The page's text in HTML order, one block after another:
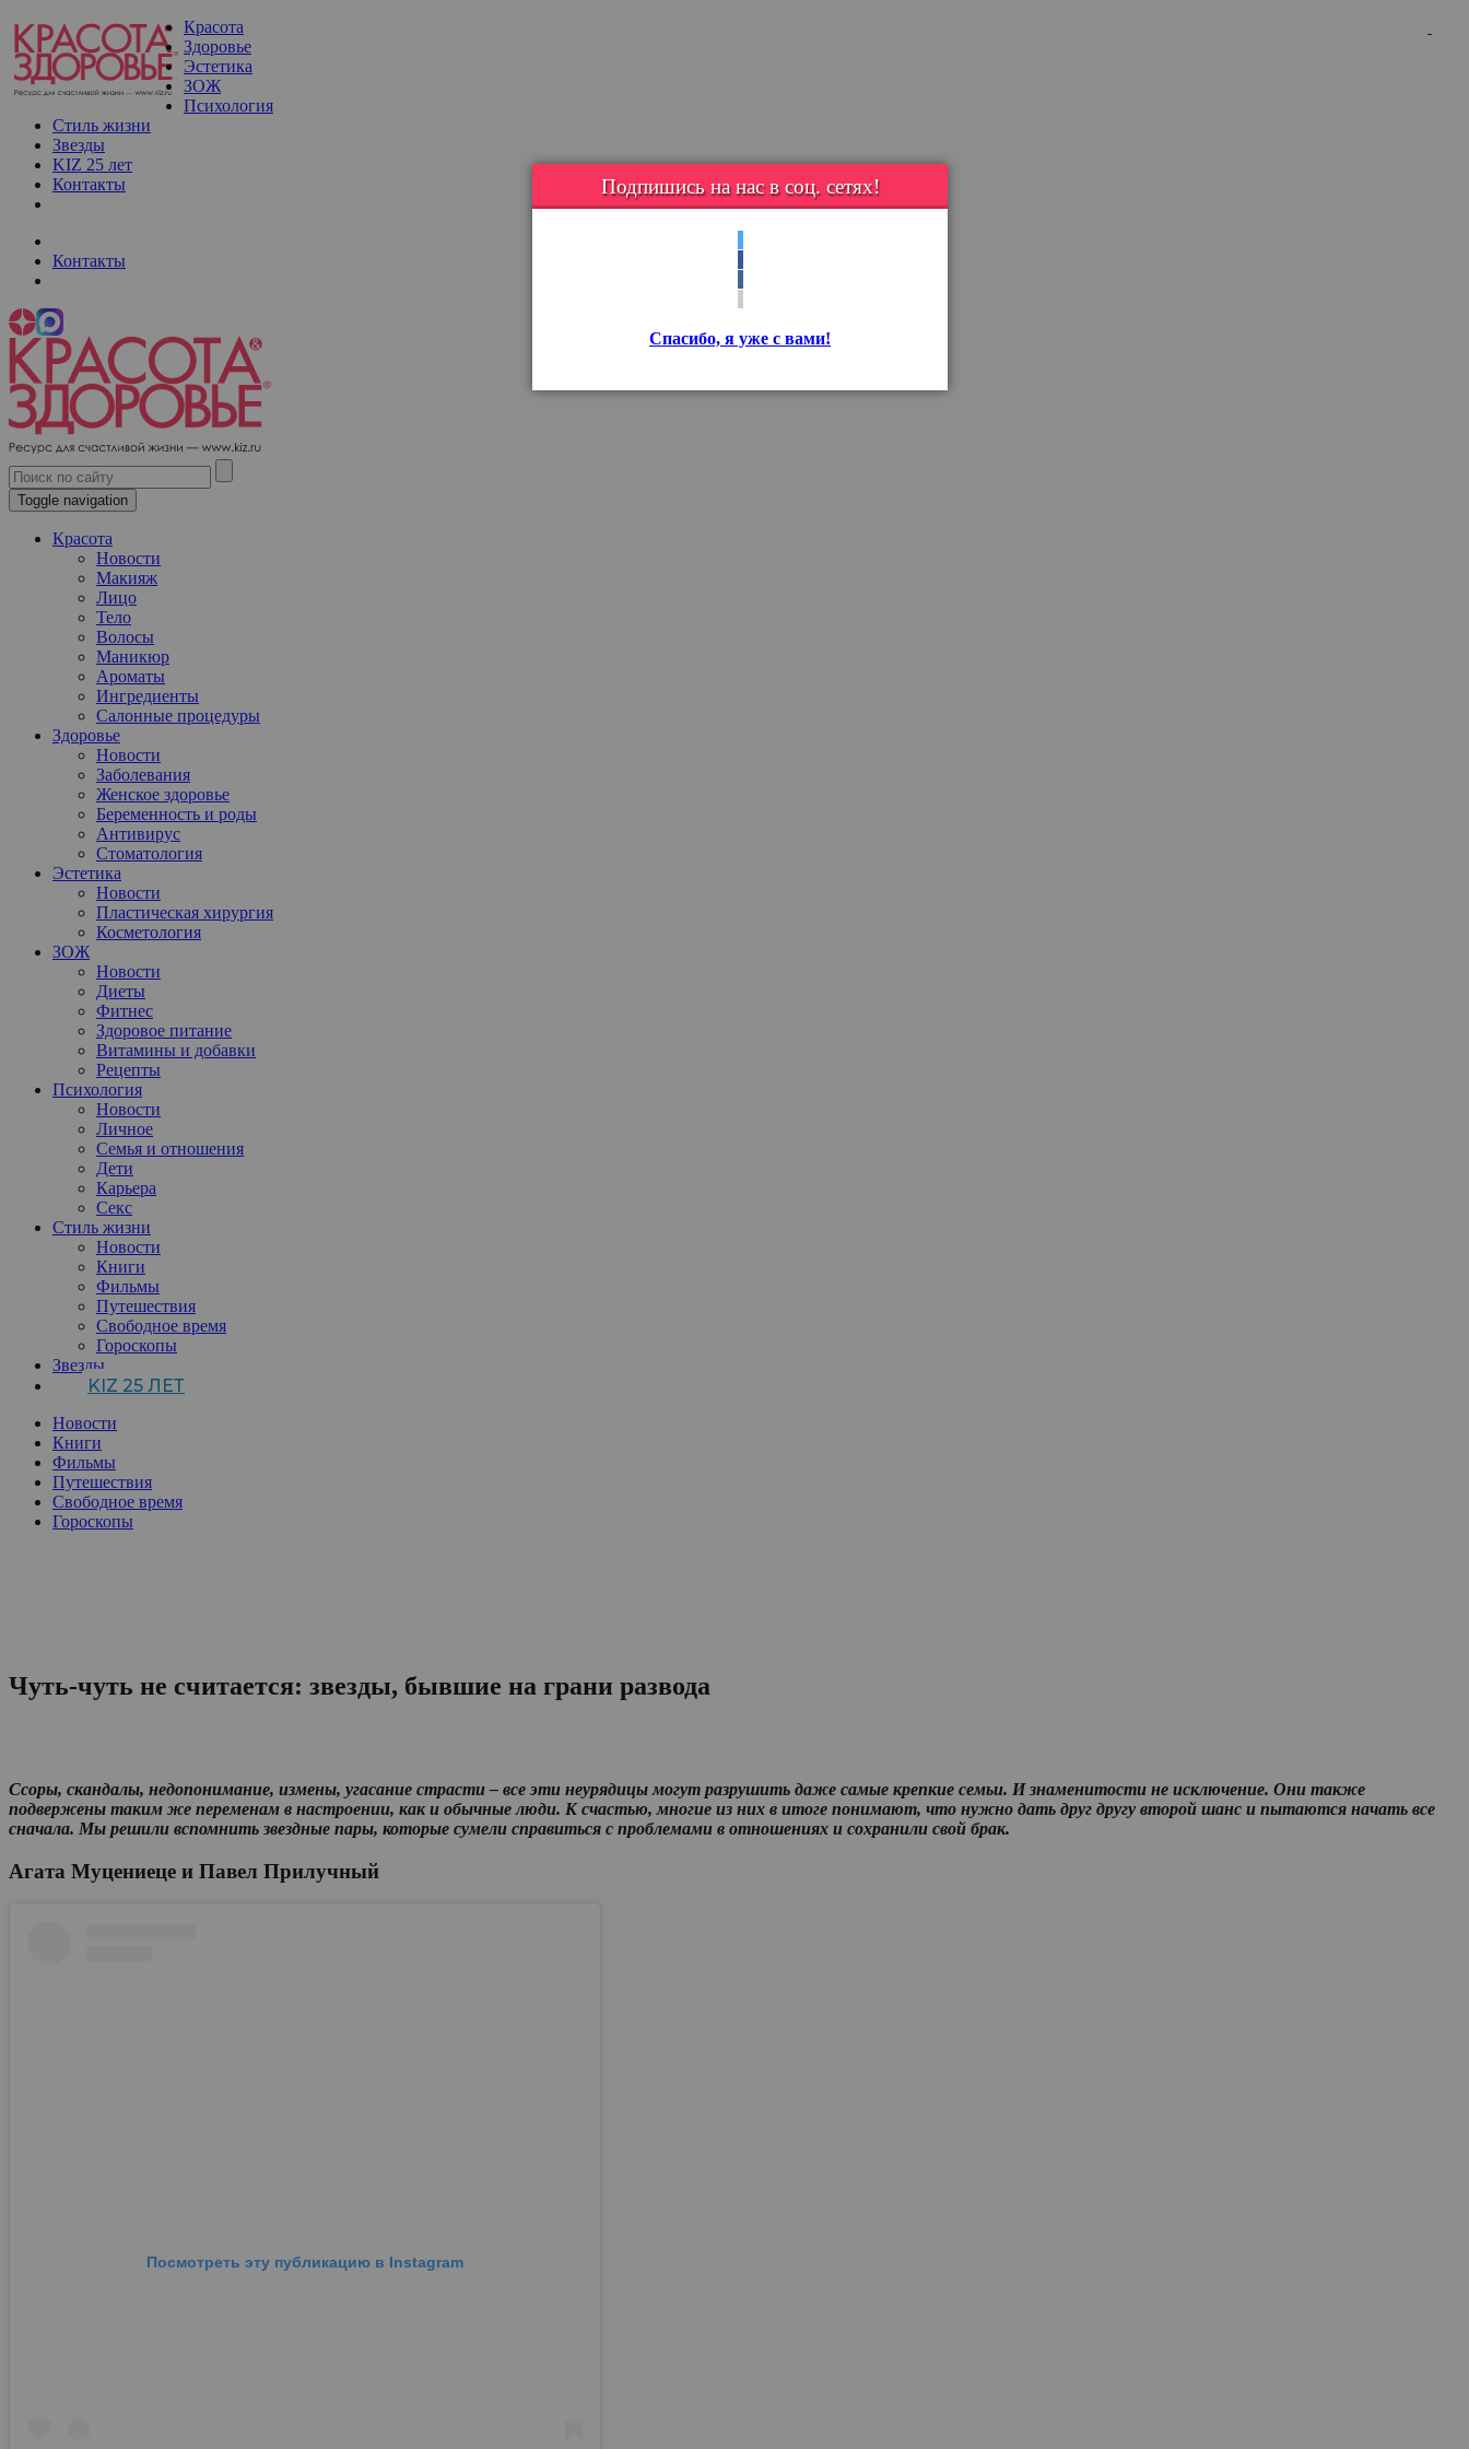
Красота
Здоровье
Эстетика
ЗОЖ
Психология
Стиль жизни
Звезды
KIZ 25 лет
Контакты
Контакты
Toggle navigation
Красота
Новости
Макияж
Лицо
Тело
Волосы
Маникюр
Ароматы
Ингредиенты
Салонные процедуры
Здоровье
Новости
Заболевания
Женское здоровье
Беременность и роды
Антивирус
Стоматология
Эстетика
Новости
Пластическая хирургия
Косметология
ЗОЖ
Новости
Диеты
Фитнес
Здоровое питание
Витамины и добавки
Рецепты
Психология
Новости
Личное
Семья и отношения
Дети
Карьера
Секс
Стиль жизни
Новости
Книги
Фильмы
Путешествия
Свободное время
Гороскопы
Звезды
KIZ 25 ЛЕТ
Новости
Книги
Фильмы
Путешествия
Свободное время
Гороскопы
Подпишись на нас в соц. сетях!
Спасибо, я уже с вами!
Чуть-чуть не считается: звезды, бывшие на грани развода
Ссоры, скандалы, недопонимание, измены, угасание страсти – все эти неурядицы могут разрушить даже самые крепкие семьи. И знаменитости не исключение. Они также
подвержены таким же переменам в настроении, как и обычные люди. К счастью, многие из них в итоге понимают, что нужно дать друг другу второй шанс и пытаются начать все
сначала. Мы решили вспомнить звездные пары, которые сумели справиться с проблемами в отношениях и сохранили свой брак.
Агата Муцениеце и Павел Прилучный
Посмотреть эту публикацию в Instagram